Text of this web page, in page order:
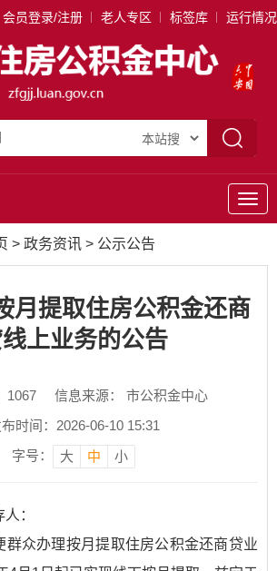
会员登录/注册 老人专区 标签库 运行情况
导
航
> 政务资讯 > 公示公告
月提取住房公积金还商
上业务的公告
1067
信息来源： 市公积金中心
布时间：2026-06-10 15:31
字号：
大 中 小
：
群众办理按月提取住房公积金还商贷业